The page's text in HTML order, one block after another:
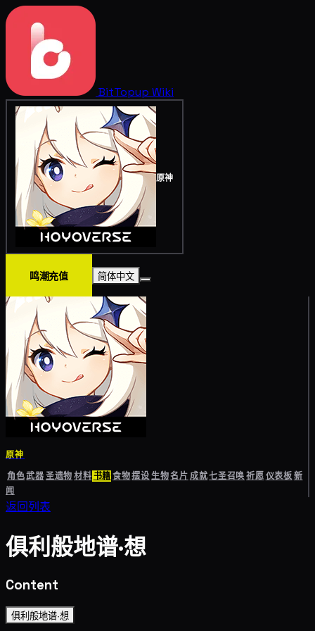
BitTopup Wiki
原神
鸣潮充值 简体中文
原神
角色武器圣遗物材料书籍食物摆设生物名片成就七圣召唤祈愿仪表板新
闻
返回列表
俱利般地谱·想
Content
俱利般地谱·想